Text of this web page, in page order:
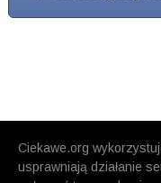
Ciekawe.org
usprawniają działanie